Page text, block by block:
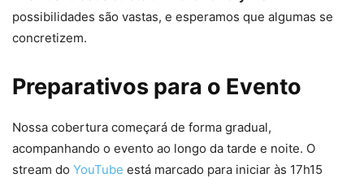
possibilidades são vastas, e esperamos que algumas se
concretizem.
Preparativos para o Evento
Nossa cobertura começará de forma gradual,
acompanhando o evento ao longo da tarde e noite. O
stream do YouTube está marcado para iniciar às 17h15